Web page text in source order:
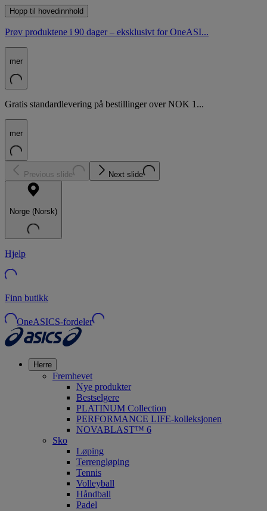
Hopp til hovedinnhold
Prøv produktene i 90 dager – eksklusivt for OneASI...
mer
Gratis standardlevering på bestillinger over NOK 1...
mer
Previous slide Next slide
Norge (Norsk)
Hjelp
Finn butikk
OneASICS-fordeler
Herre
Fremhevet
Nye produkter
Bestselgere
PLATINUM Collection
PERFORMANCE LIFE-kolleksjonen
NOVABLAST™ 6
Sko
Løping
Terrengløping
Tennis
Volleyball
Håndball
Padel